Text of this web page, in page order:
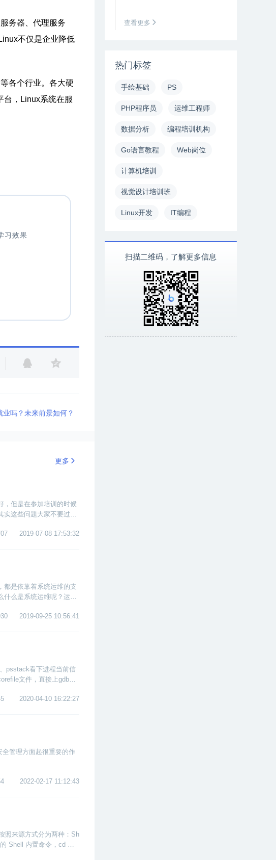
务器、代理服务
不仅是企业降低
各个行业。各大硬
台，Linux系统在服
习效果
业吗？未来前景如何？
更多
，但是在参加培训的时候
实这些问题大家不要过多
，不愁找不到好的工作。
2019-07-08 17:53:32
都是依靠着系统运维的支
什么是系统运维呢？运维
2019-09-25 10:56:41
psstack看下进程当前信
文件，直接上gdb查
2020-04-10 16:22:27
管理方面起很重要的作
2022-02-17 11:12:43
照来源方式分为两种：Sh
Shell 内置命令，cd 命
查看更多
热门标签
手绘基础 PS
PHP程序员 运维工程师
数据分析 编程培训机构
Go语言教程 Web岗位
计算机培训
视觉设计培训班
Linux开发 IT编程
扫描二维码，了解更多信息